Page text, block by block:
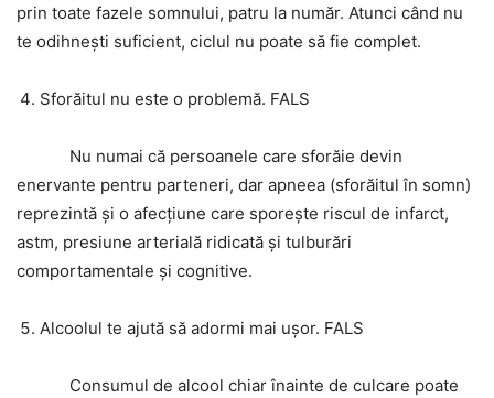
prin toate fazele somnului, patru la număr. Atunci când nu
te odihnești suficient, ciclul nu poate să fie complet.
Sforăitul nu este o problemă. FALS
Nu numai că persoanele care sforăie devin
enervante pentru parteneri, dar apneea (sforăitul în somn)
reprezintă și o afecțiune care sporește riscul de infarct,
astm, presiune arterială ridicată și tulburări
comportamentale și cognitive.
Alcoolul te ajută să adormi mai ușor. FALS
Consumul de alcool chiar înainte de culcare poate